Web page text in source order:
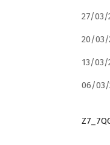
27/03/
20/03/
13/03/
06/03/